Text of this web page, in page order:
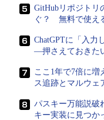
GitHubリポジトリ
ぐ？ 無料で使え
ChatGPTに「入
―押さえておきた
ここ1年で7倍に増
ス追跡とマルウェ
パスキー万能説破
キー実装に見つか